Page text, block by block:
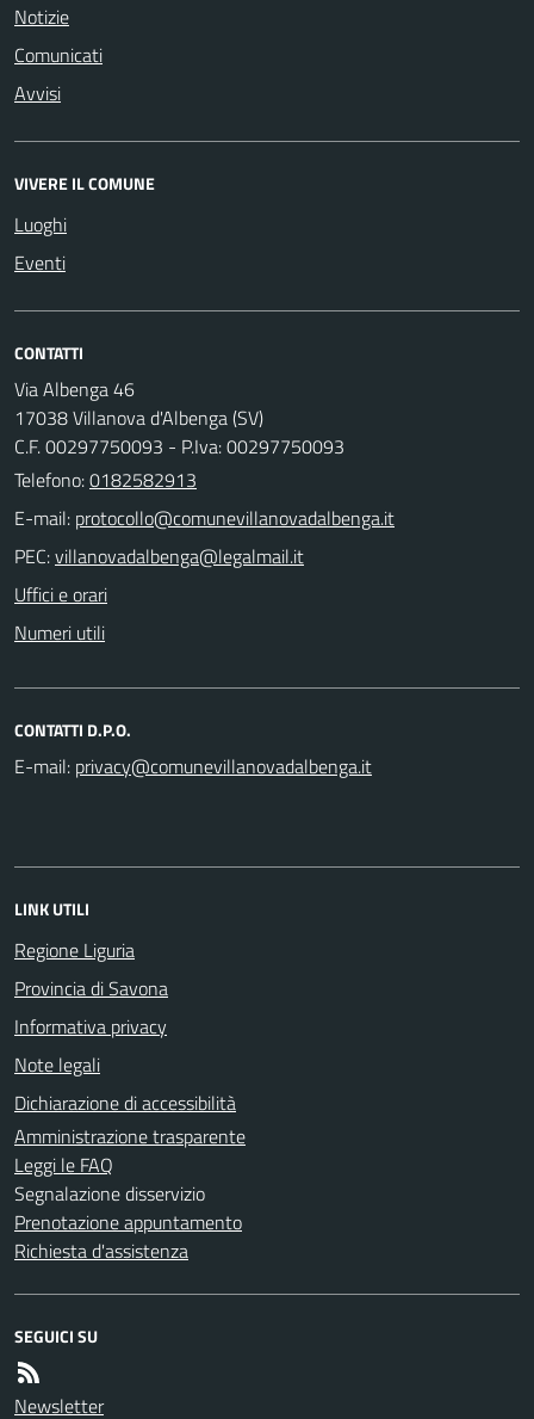
Notizie
Comunicati
Avvisi
VIVERE IL COMUNE
Luoghi
Eventi
CONTATTI
Via Albenga 46
17038 Villanova d'Albenga (SV)
C.F. 00297750093 - P.Iva: 00297750093
Telefono:0182582913
E-mail:
PEC:
Uffici e orari
Numeri utili
CONTATTI D.P.O.
E-mail:
LINK UTILI
Regione Liguria
Provincia di Savona
Informativa privacy
Note legali
Dichiarazione di accessibilità
Amministrazione trasparente
Leggi le FAQ
Segnalazione disservizio
Prenotazione appuntamento
Richiesta d'assistenza
SEGUICI SU
Newsletter